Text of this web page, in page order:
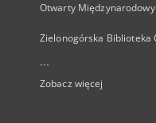
Otwarty
Zielonogórska Biblioteka
...
Zobacz więcej